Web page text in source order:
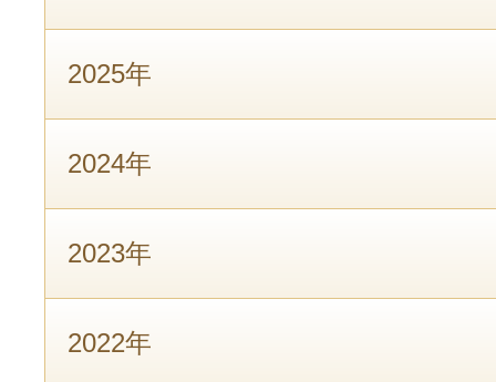
2025年
2024年
2023年
2022年